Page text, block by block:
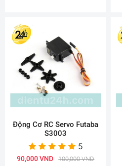
Động Cơ RC Servo Futaba
S3003
5
90,000 VND 100,000 VND